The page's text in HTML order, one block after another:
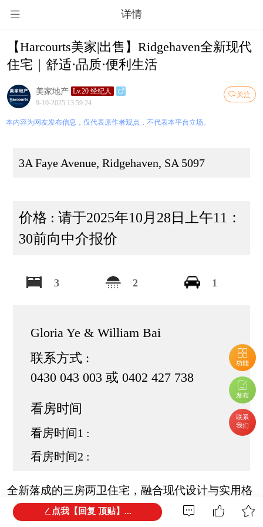
详情
功能
发布
联系
我们
【Harcourts美家|出售】Ridgehaven全新现代
住宅｜舒适·品质·便利生活
关注
美家地产 Lv.20 经纪人
9-10-2025 13:59:24
本内容为网友发布信息，仅代表原作者观点，不代表本平台立场。
3A Faye Avenue, Ridgehaven, SA 5097
价格 : 请于2025年10月28日上午11：
30前向中介报价
3 2 1
Gloria Ye & William Bai
联系方式 :
0430 043 003 或 0402 427 738
看房时间
看房时间1 :
看房时间2 :
全新落成的三房两卫住宅，融合现代设计与实用格
局，空间明亮开阔，居住氛围温馨舒适。
开放式客餐厅与后院自然衔接，轻松打造理想的生
点我【回复 顶贴】...